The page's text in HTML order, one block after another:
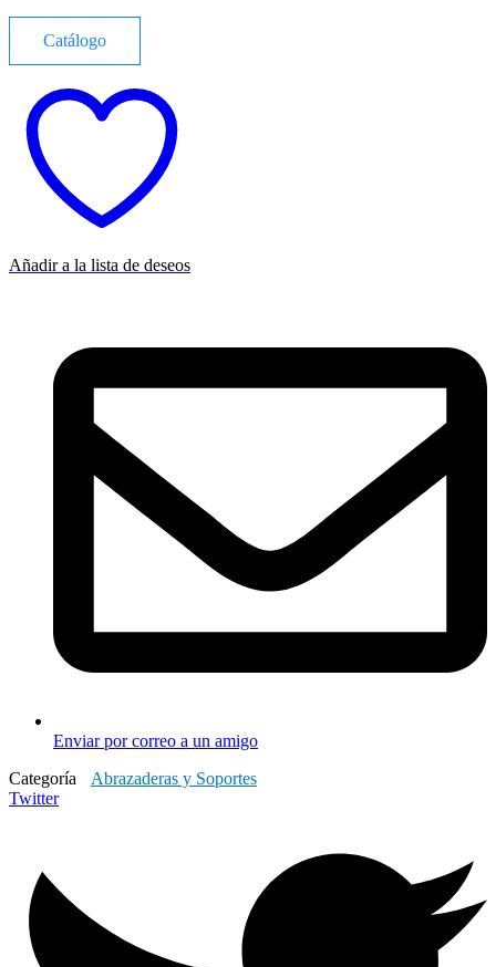
Catálogo
Añadir a la lista de deseos
Enviar por correo a un amigo
Categoría
Abrazaderas y Soportes
Twitter